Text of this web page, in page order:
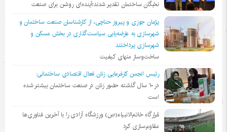
نخبگان ساختمان تقدیر شدند؛آینده‌ای روشن برای صنعت
پژمان جوزی و پیروز حناچی، از کارشناسان صنعت ساختمان و
شهرسازی به عارضه‌یابی سیاست‌گذاری در بخش مسکن و
شهرسازی پرداختند
ساخت‌وساز منهای کیفیت
رئیس انجمن کارفرمایی زنان فعال اقتصادی ساختمانی:
در ١٠ سال گذشته حضور زنان در صنعت ساختمان بیشتر شده
است
قرارگاه خاتم‌الانبیاء(ص) ورزشگاه آزادی را با آخرین فناوری‌ها
مقاوم‌سازی کرد